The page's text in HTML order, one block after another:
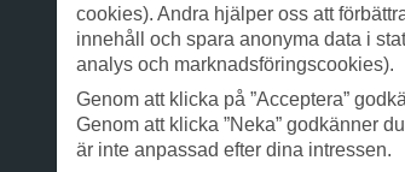
cookies). Andra hjälper oss att
innehåll och spara anonyma data i
analys och marknadsföringscookies).
Genom att klicka på ”Acceptera”
Genom att klicka ”Neka” godkänner
är inte anpassad efter dina intressen.